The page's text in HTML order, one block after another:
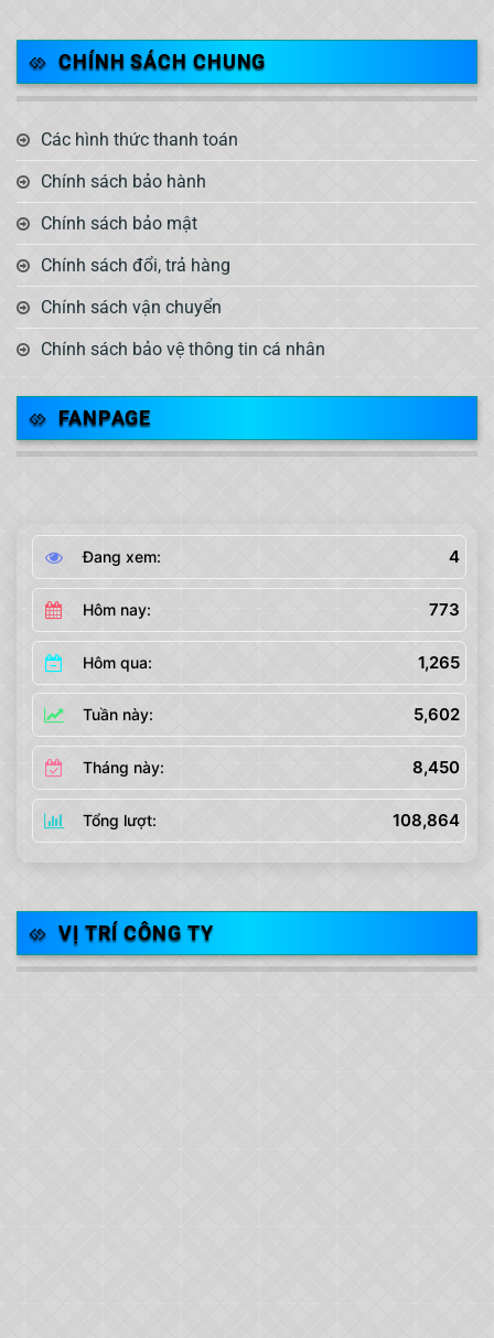
CHÍNH SÁCH CHUNG
Các hình thức thanh toán
Chính sách bảo hành
Chính sách bảo mật
Chính sách đổi, trả hàng
Chính sách vận chuyển
Chính sách bảo vệ thông tin cá nhân
FANPAGE
Đang xem: 4
Hôm nay: 773
Hôm qua: 1,265
Tuần này: 5,602
Tháng này: 8,450
Tổng lượt: 108,864
VỊ TRÍ CÔNG TY